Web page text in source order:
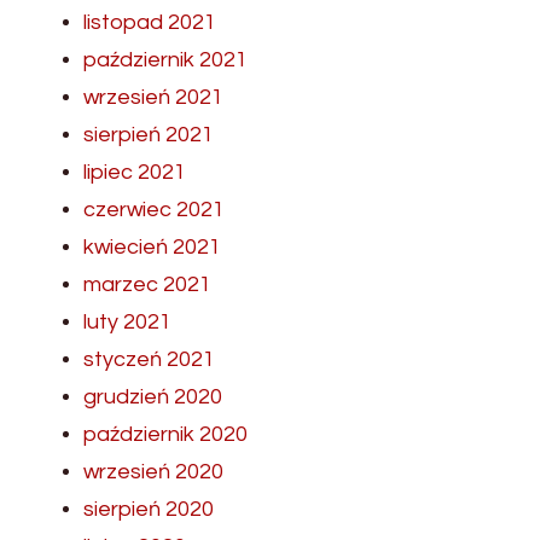
listopad 2021
październik 2021
wrzesień 2021
sierpień 2021
lipiec 2021
czerwiec 2021
kwiecień 2021
marzec 2021
luty 2021
styczeń 2021
grudzień 2020
październik 2020
wrzesień 2020
sierpień 2020